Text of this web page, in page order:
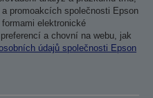
promoakcích společnosti Epson
elektronické
a chovní na webu, jak
údajů společnosti Epson